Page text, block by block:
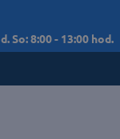
So: 8:00 - 13:00 hod.